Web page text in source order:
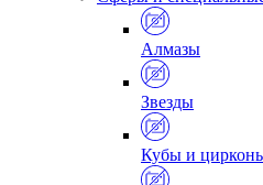
Алмазы
Звезды
Кубы и